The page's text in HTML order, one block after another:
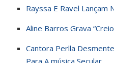
Rayssa E Ravel Lançam
Aline Barros Grava
Cantora Perlla